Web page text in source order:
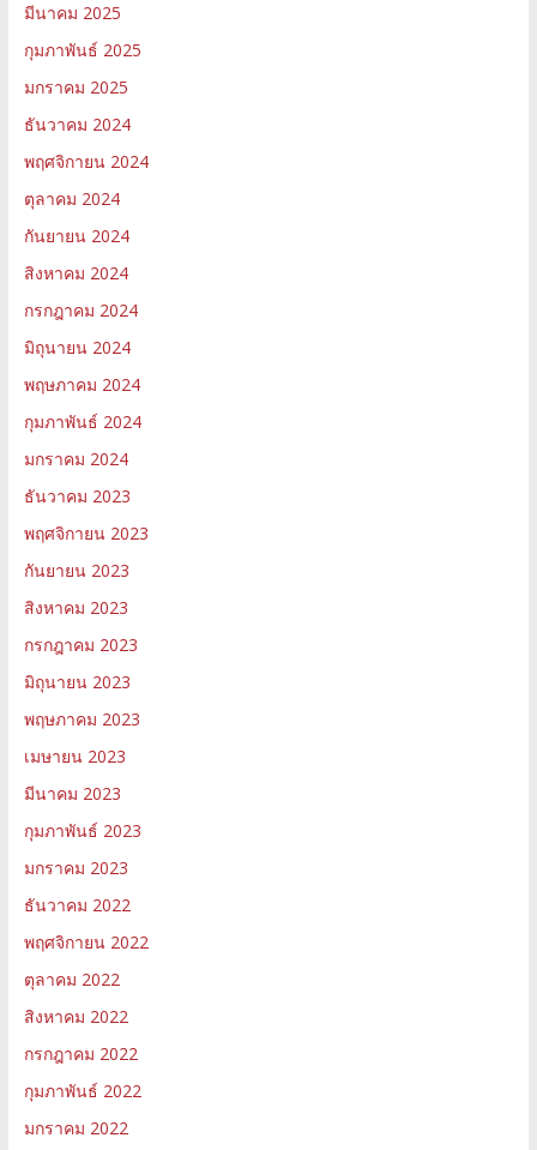
มีนาคม 2025
กุมภาพันธ์ 2025
มกราคม 2025
ธันวาคม 2024
พฤศจิกายน 2024
ตุลาคม 2024
กันยายน 2024
สิงหาคม 2024
กรกฎาคม 2024
มิถุนายน 2024
พฤษภาคม 2024
กุมภาพันธ์ 2024
มกราคม 2024
ธันวาคม 2023
พฤศจิกายน 2023
กันยายน 2023
สิงหาคม 2023
กรกฎาคม 2023
มิถุนายน 2023
พฤษภาคม 2023
เมษายน 2023
มีนาคม 2023
กุมภาพันธ์ 2023
มกราคม 2023
ธันวาคม 2022
พฤศจิกายน 2022
ตุลาคม 2022
สิงหาคม 2022
กรกฎาคม 2022
กุมภาพันธ์ 2022
มกราคม 2022